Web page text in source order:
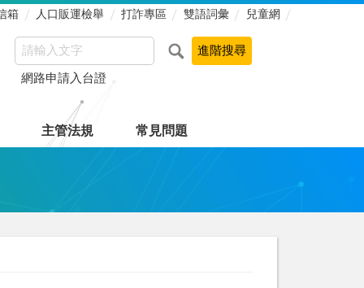
箱 人口販運檢舉 打詐專區 雙語詞彙 兒童網
網路申請入台證
主管法規 常見問題